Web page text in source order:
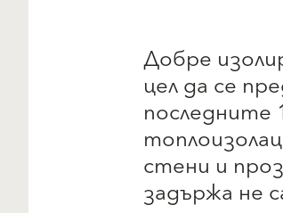
Добре
цел да се
последните
стени и
задържа не